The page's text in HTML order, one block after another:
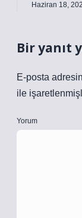
Haziran 18,
Bir yanıt
E-posta
ile
Yorum